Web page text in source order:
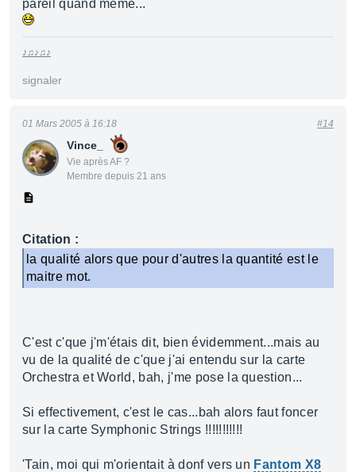
pareil quand même...
♪♫♪♫♪
signaler
Vince_
Vie après AF ?
Membre depuis 21 ans
01 Mars 2005 à 16:18 #14
Citation :
la qualité alors que pour d'autres la quantité est le
maitre mot.
C'est c'que j'm'étais dit, bien évidemment...mais au
vu de la qualité de c'que j'ai entendu sur la carte
Orchestra et World, bah, j'me pose la question...
Si effectivement, c'est le cas...bah alors faut foncer
sur la carte Symphonic Strings !!!!!!!!!!!
'Tain, moi qui m'orientait à donf vers un Fantom X8